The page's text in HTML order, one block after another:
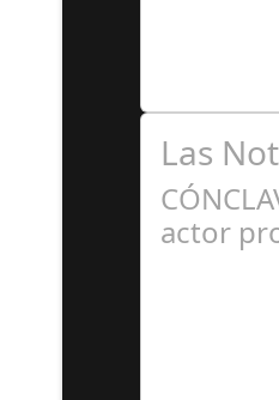
Las
actor